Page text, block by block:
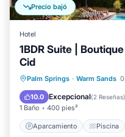
Precio bajó
Hotel
1BDR Suite |
Cid
Palm Springs · Warm Sands
10.0 Excepcional(2 Reseñas)
1 Baño 400 pies²
Aparcamiento Piscina
Aparcamiento
Aire acondicionado